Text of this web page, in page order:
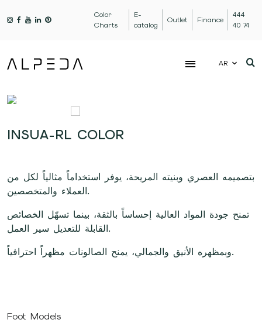
Color
Charts
E-
catalog
Outlet Finance
444
40 74
AR
INSUA-RL COLOR
بتصميمه العصري وبنيته المريحة، يوفر استخداماً مثالياً لكل من
العملاء والمتخصصين.
تمنح جودة المواد العالية إحساساً بالثقة، بينما تسهّل الخصائص
القابلة للتعديل سير العمل.
وبمظهره الأنيق والجمالي، يمنح الصالونات مظهراً احترافياً.
Foot Models